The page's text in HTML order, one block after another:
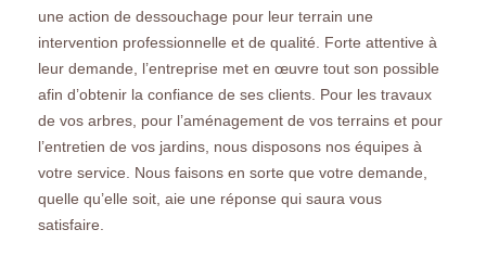
une action de dessouchage pour leur terrain une
intervention professionnelle et de qualité. Forte attentive à
leur demande, l’entreprise met en œuvre tout son possible
afin d’obtenir la confiance de ses clients. Pour les travaux
de vos arbres, pour l’aménagement de vos terrains et pour
l’entretien de vos jardins, nous disposons nos équipes à
votre service. Nous faisons en sorte que votre demande,
quelle qu’elle soit, aie une réponse qui saura vous
satisfaire.